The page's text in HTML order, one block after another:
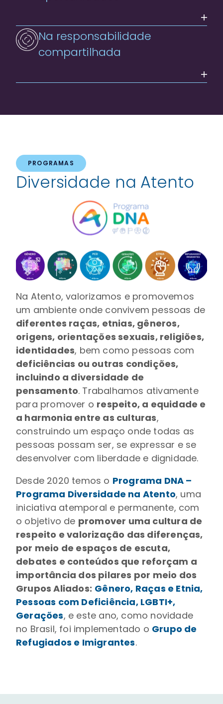
Na responsabilidade
compartilhada
PROGRAMAS
Diversidade na Atento
Na Atento, valorizamos e promovemos
um ambiente onde convivem pessoas de
diferentes raças, etnias, gêneros,
origens, orientações sexuais, religiões,
identidades, bem como pessoas com
deficiências ou outras condições,
incluindo a diversidade de
pensamento. Trabalhamos ativamente
para promover o respeito, a equidade e
a harmonia entre as culturas,
construindo um espaço onde todas as
pessoas possam ser, se expressar e se
desenvolver com liberdade e dignidade.
Desde 2020 temos o Programa DNA –
Programa Diversidade na Atento, uma
iniciativa atemporal e permanente, com
o objetivo de promover uma cultura de
respeito e valorização das diferenças,
por meio de espaços de escuta,
debates e conteúdos que reforçam a
importância dos pilares por meio dos
Grupos Aliados: Gênero, Raças e Etnia,
Pessoas com Deficiência, LGBTI+,
Gerações, e este ano, como novidade
no Brasil, foi implementado o Grupo de
Refugiados e Imigrantes.